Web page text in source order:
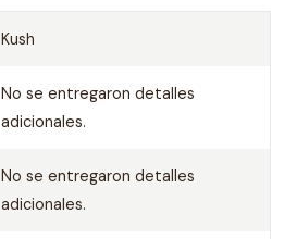
Kush
No se entregaron detalles
adicionales.
No se entregaron detalles
adicionales.